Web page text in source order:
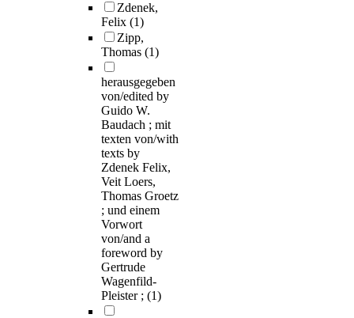
Zdenek,
Felix (1)
Zipp,
Thomas (1)
herausgegeben
von/edited by
Guido W.
Baudach ; mit
texten von/with
texts by
Zdenek Felix,
Veit Loers,
Thomas Groetz
; und einem
Vorwort
von/and a
foreword by
Gertrude
Wagenfild-
Pleister ; (1)